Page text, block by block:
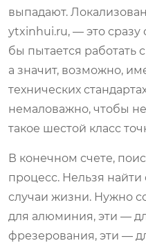
выпадают.
ytxinhui.ru, — это сразу
бы пытается
а значит, возможно,
технических
немаловажно, чтобы
такое шестой класс
В конечном счете,
процесс. Нельзя
случаи жизни. Нужно
для алюминия, эти —
фрезерования, эти —